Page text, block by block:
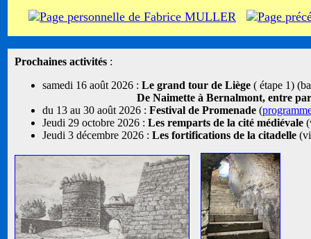
Prochaines activités :
samedi 16 août 2026 : Le grand tour de Liège ( étape 1)
De Naimette à Bernalmont, entre
du 13 au 30 août 2026 : Festival de Promenade (
Jeudi 29 octobre 2026 : Les remparts de la cité médiévale
Jeudi 3 décembre 2026 : Les fortifications de la citadelle